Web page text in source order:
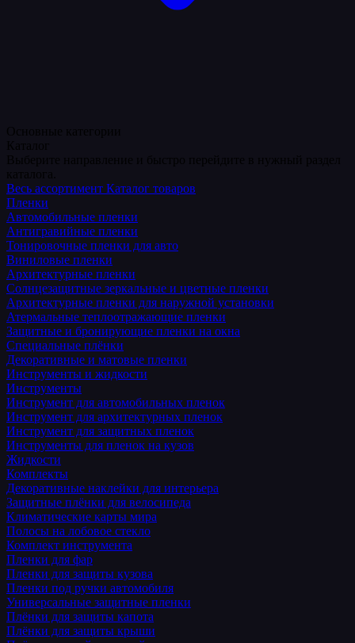
Весь ассортимент Каталог товаров
Пленки
Автомобильные пленки
Антигравийные пленки
Тонировочные пленки для авто
Виниловые пленки
Архитектурные пленки
Солнцезащитные зеркальные и цветные пленки
Архитектурные пленки для наружной установки
Атермальные теплоотражающие пленки
Защитные и бронирующие пленки на окна
Специальные плёнки
Декоративные и матовые пленки
Инструменты и жидкости
Инструменты
Инструмент для автомобильных пленок
Инструмент для архитектурных пленок
Инструмент для защитных пленок
Инструменты для пленок на кузов
Жидкости
Комплекты
Декоративные наклейки для интерьера
Защитные плёнки для велосипеда
Климатические карты мира
Полосы на лобовое стекло
Комплект инструмента
Пленки для фар
Пленки для защиты кузова
Пленки под ручки автомобиля
Универсальные защитные пленки
Плёнки для защиты капота
Плёнки для защиты крыши